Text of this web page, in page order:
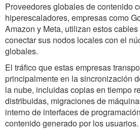
Proveedores globales de contenido
hiperescaladores, empresas como
Amazon y Meta, utilizan estos
conectar sus nodos locales con el
globales.
El tráfico que estas empresas
principalmente en la sincronización
la nube, incluidas copias en tiempo
distribuidas, migraciones de
interno de interfaces de
contenido generado por los usuarios.